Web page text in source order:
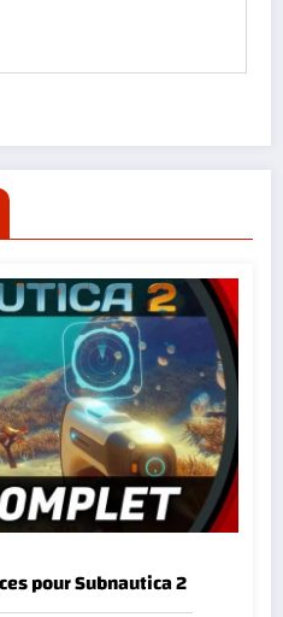
pour Subnautica 2